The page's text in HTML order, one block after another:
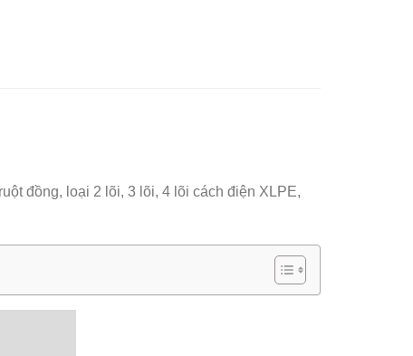
đồng, loại 2 lõi, 3 lõi, 4 lõi cách điện XLPE,